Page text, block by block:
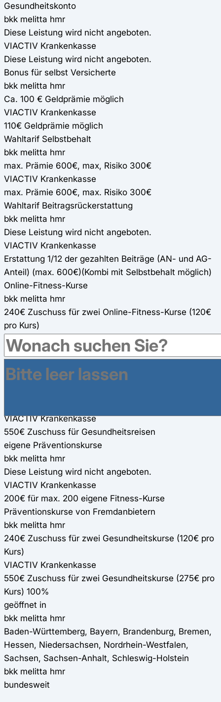
Gesundheitskonto
bkk melitta hmr
Diese Leistung wird nicht angeboten.
VIACTIV Krankenkasse
Diese Leistung wird nicht angeboten.
Bonus für selbst Versicherte
bkk melitta hmr
Ca. 100 € Geldprämie möglich
VIACTIV Krankenkasse
110€ Geldprämie möglich
Wahltarif Selbstbehalt
bkk melitta hmr
max. Prämie 600€, max, Risiko 300€
VIACTIV Krankenkasse
max. Prämie 600€, max. Risiko 300€
Wahltarif Beitragsrückerstattung
bkk melitta hmr
Diese Leistung wird nicht angeboten.
VIACTIV Krankenkasse
Erstattung 1/12 der gezahlten Beiträge (AN- und AG-
Anteil) (max. 600€)(Kombi mit Selbstbehalt möglich)
Online-Fitness-Kurse
bkk melitta hmr
240€ Zuschuss für zwei Online-Fitness-Kurse (120€
pro Kurs)
VIACTIV Krankenkasse
550€ Zuschuss für zwei Online-Fitness-Kurse (275€
pro Kurs)100%
Gesundheitsreisen
VIACTIV Krankenkasse
550€ Zuschuss für Gesundheitsreisen
eigene Präventionskurse
bkk melitta hmr
Diese Leistung wird nicht angeboten.
VIACTIV Krankenkasse
200€ für max. 200 eigene Fitness-Kurse
Präventionskurse von Fremdanbietern
bkk melitta hmr
240€ Zuschuss für zwei Gesundheitskurse (120€ pro
Kurs)
VIACTIV Krankenkasse
550€ Zuschuss für zwei Gesundheitskurse (275€ pro
Kurs) 100%
geöffnet in
bkk melitta hmr
Baden-Württemberg, Bayern, Brandenburg, Bremen,
Hessen, Niedersachsen, Nordrhein-Westfalen,
Sachsen, Sachsen-Anhalt, Schleswig-Holstein
bkk melitta hmr
bundesweit